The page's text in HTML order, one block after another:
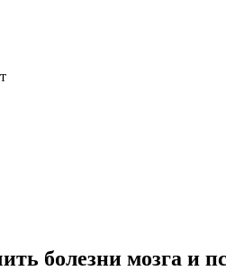
болезни мозга и